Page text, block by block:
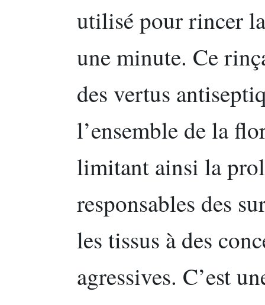
utilisé pour rincer
une minute. Ce
des vertus
l’ensemble de la
limitant ainsi la
responsables des
les tissus à des
agressives. C’est